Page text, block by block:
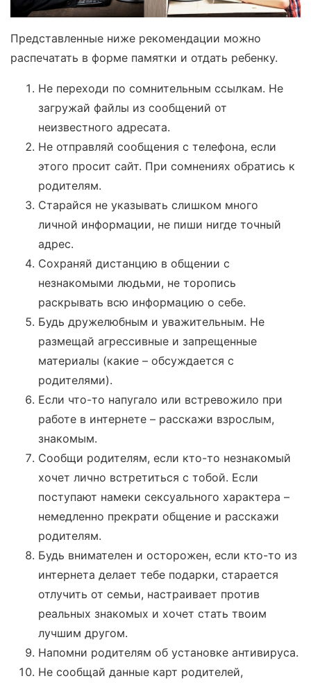
Представленные ниже рекомендации можно
распечатать в форме памятки и отдать ребенку.
Не переходи по сомнительным ссылкам. Не
загружай файлы из сообщений от
неизвестного адресата.
Не отправляй сообщения с телефона, если
этого просит сайт. При сомнениях обратись к
родителям.
Старайся не указывать слишком много
личной информации, не пиши нигде точный
адрес.
Сохраняй дистанцию в общении с
незнакомыми людьми, не торопись
раскрывать всю информацию о себе.
Будь дружелюбным и уважительным. Не
размещай агрессивные и запрещенные
материалы (какие – обсуждается с
родителями).
Если что-то напугало или встревожило при
работе в интернете – расскажи взрослым,
знакомым.
Сообщи родителям, если кто-то незнакомый
хочет лично встретиться с тобой. Если
поступают намеки сексуального характера –
немедленно прекрати общение и расскажи
родителям.
Будь внимателен и осторожен, если кто-то из
интернета делает тебе подарки, старается
отлучить от семьи, настраивает против
реальных знакомых и хочет стать твоим
лучшим другом.
Напомни родителям об установке антивируса.
Не сообщай данные карт родителей,